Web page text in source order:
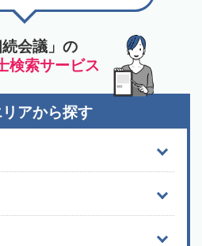
続会議」の
検索サービス
アから探す